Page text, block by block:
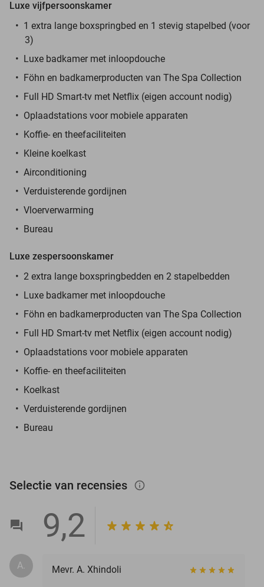
Luxe vijfpersoonskamer
1 extra lange boxspringbed en 1 stevig stapelbed (voor
3)
Luxe badkamer met inloopdouche
Föhn en badkamerproducten van The Spa Collection
Full HD Smart-tv met Netflix (eigen account nodig)
Oplaadstations voor mobiele apparaten
Koffie- en theefaciliteiten
Kleine koelkast
Airconditioning
Verduisterende gordijnen
Vloerverwarming
Bureau
Luxe zespersoonskamer
2 extra lange boxspringbedden en 2 stapelbedden
Luxe badkamer met inloopdouche
Föhn en badkamerproducten van The Spa Collection
Full HD Smart-tv met Netflix (eigen account nodig)
Oplaadstations voor mobiele apparaten
Koffie- en theefaciliteiten
Koelkast
Verduisterende gordijnen
Bureau
Selectie van recensies info_outlined
9,2
A. Mevr. A. Xhindoli